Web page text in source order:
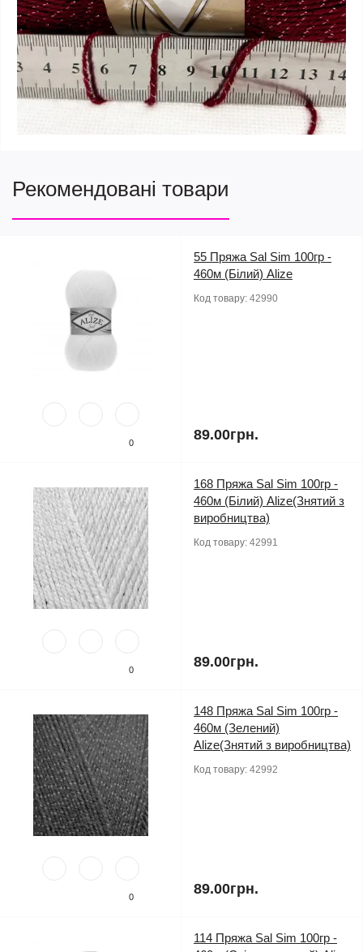
Рекомендовані товари
0
55 Пряжа Sal Sim 100гр -
460м (Білий) Alize
Код товару: 42990
89.00грн.
0
168 Пряжа Sal Sim 100гр -
460м (Білий) Alize(Знятий з
виробництва)
Код товару: 42991
89.00грн.
0
148 Пряжа Sal Sim 100гр -
460м (Зелений)
Alize(Знятий з виробництва)
Код товару: 42992
89.00грн.
114 Пряжа Sal Sim 100гр -